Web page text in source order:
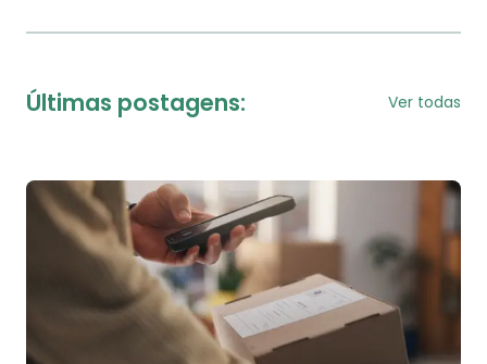
Últimas postagens: Ver todas